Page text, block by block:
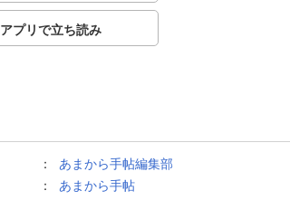
アプリで立ち読み
： あまから手帖編集部
： あまから手帖